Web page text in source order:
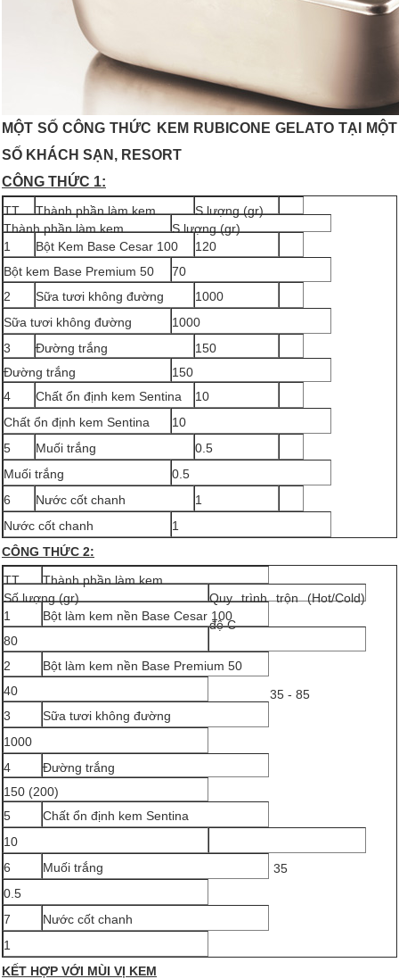
MỘT SỐ CÔNG THỨC KEM RUBICONE GELATO TẠI MỘT
SỐ KHÁCH SẠN, RESORT
CÔNG THỨC 1:
TT Thành phần làm kem
S lượng (gr)
Thành phần làm kem
S lượng (gr)
1
Bột Kem Base Cesar 100
120
Bột kem Base Premium 50
70
2
Sữa tươi không đường
1000
Sữa tươi không đường
1000
3
Đường trắng
150
Đường trắng
150
4
Chất ổn định kem Sentina
10
Chất ổn định kem Sentina
10
5
Muối trắng
0.5
Muối trắng
0.5
6
Nước cốt chanh
1
Nước cốt chanh
1
CÔNG THỨC 2:
TT
Thành phần làm kem
Số lượng (gr)
Quy trình trộn (Hot/Cold)
độ C
1
Bột làm kem nền Base Cesar 100
80
35 - 85
2
Bột làm kem nền Base Premium 50
40
3
Sữa tươi không đường
1000
4
Đường trắng
150 (200)
5
Chất ổn định kem Sentina
10
35
6
Muối trắng
0.5
7
Nước cốt chanh
1
KẾT HỢP VỚI MÙI VỊ KEM